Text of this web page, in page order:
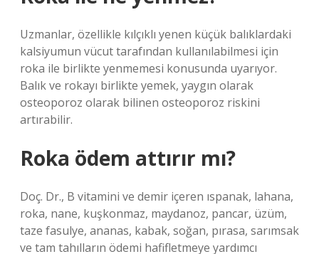
Uzmanlar, özellikle kılçıklı yenen küçük balıklardaki
kalsiyumun vücut tarafından kullanılabilmesi için
roka ile birlikte yenmemesi konusunda uyarıyor.
Balık ve rokayı birlikte yemek, yaygın olarak
osteoporoz olarak bilinen osteoporoz riskini
artırabilir.
Roka ödem attırır mı?
Doç. Dr., B vitamini ve demir içeren ıspanak, lahana,
roka, nane, kuşkonmaz, maydanoz, pancar, üzüm,
taze fasulye, ananas, kabak, soğan, pırasa, sarımsak
ve tam tahılların ödemi hafifletmeye yardımcı